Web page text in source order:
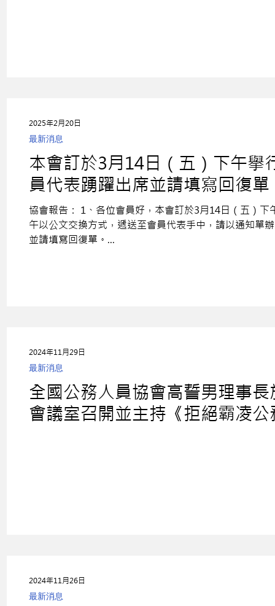
本會訂於3月14日（五）下午擧
員代表踴躍出席並請填寫回復
會通過後，即公告報名資訊，
益，設立會員與協會間之公共
協會報告： 1、各位會員好，本會訂於3月14日（五）
午以公文交換方式，遞送至會員代表手中，請以通知單
並請填寫回復單。...
最新消息
2025年2月20日
全國公務人員協會高誓男理事
會議室召開並主持《拒絕霸凌
最新消息
2024年11月29日
最新消息
2024年11月26日